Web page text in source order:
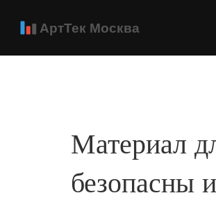
Материал
безопасны